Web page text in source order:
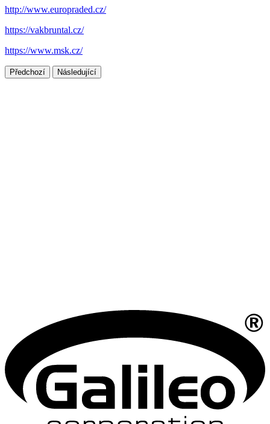
http://www.europraded.cz/
https://vakbruntal.cz/
https://www.msk.cz/
Předchozí Následující